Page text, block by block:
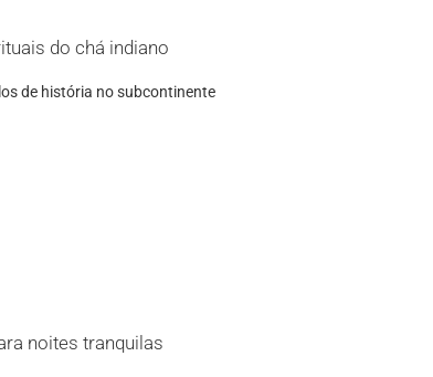
do chá indiano
de história no subcontinente
noites tranquilas